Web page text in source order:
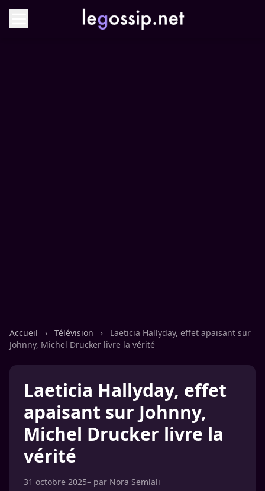
Accueil › Télévision ›
Laeticia Hallyday, effet apaisant sur
Johnny, Michel Drucker livre la vérité
Laeticia Hallyday, effet
apaisant sur Johnny,
Michel Drucker livre la
vérité
31 octobre 2025– par Nora Semlali